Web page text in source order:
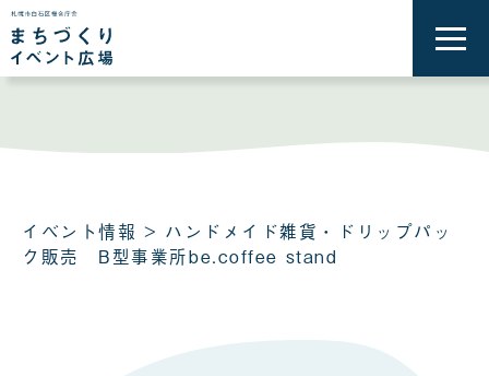
ニ
イベント情報 > ハンドメイド雑貨・ドリップパッ
ク販売 B型事業所be.coffee stand